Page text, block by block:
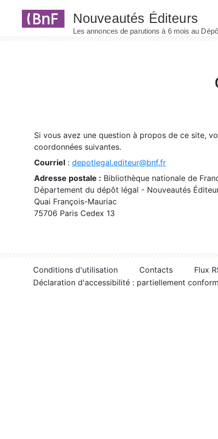
Si vous avez une question à propos de ce site,
coordonnées suivantes.
Courriel : depotlegal.editeur@bnf.fr
Adresse postale : Bibliothèque nationale de
Département du dépôt légal - Nouveautés
Quai François-Mauriac
75706 Paris Cedex 13
Conditions d'utilisation Contacts
Flux
Déclaration d'accessibilité : partiellement